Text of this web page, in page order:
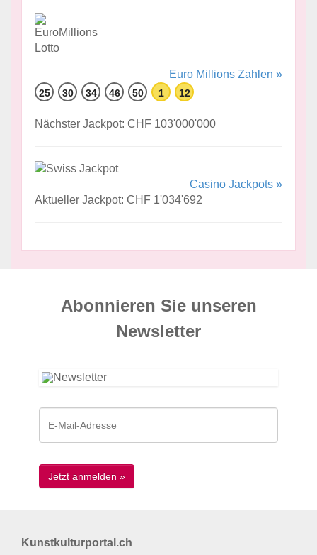
Euro Millions Zahlen »
25 30 34 46 50 1 12
Nächster Jackpot: CHF 103'000'000
Casino Jackpots »
Aktueller Jackpot: CHF 1'034'692
Abonnieren Sie unseren
News­letter
Kunstkulturportal.ch